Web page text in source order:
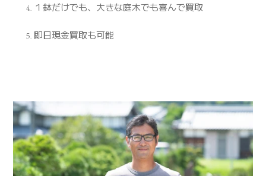
１鉢だけでも、大きな庭木でも喜んで買取
即日現金買取も可能